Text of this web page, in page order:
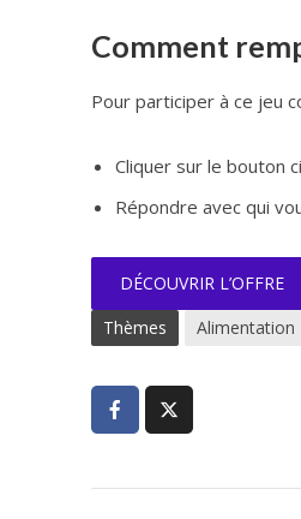
Comment
Pour participer à ce jeu
Cliquer sur le bouton
Répondre avec qui
DÉCOUVRIR L’OFFRE
Thèmes
Alimentation